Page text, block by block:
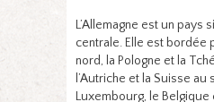
L’Allemagne est un pays
centrale. Elle est bordée
nord, la Pologne et la
l’Autriche et la Suisse au
Luxembourg, le Belgique